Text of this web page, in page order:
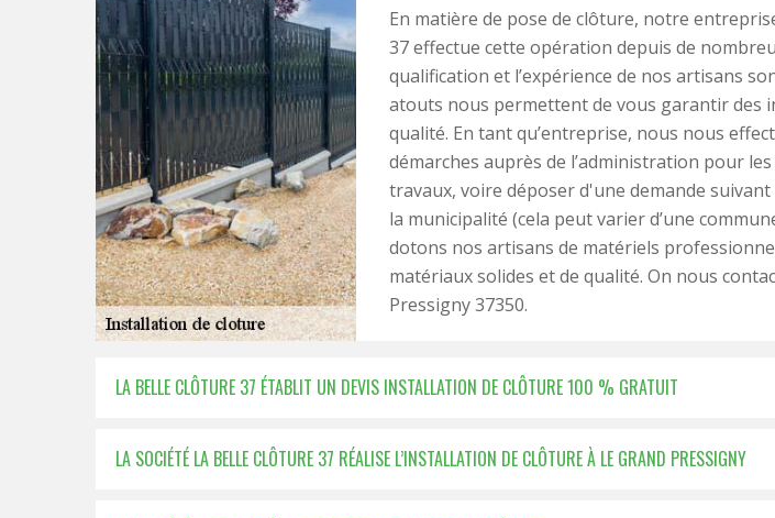
En matière de pose de clôture, notre
37 effectue cette opération depuis de
qualification et l’expérience de nos artisans
atouts nous permettent de vous garantir des
qualité. En tant qu’entreprise, nous nous
démarches auprès de l’administration pour
travaux, voire déposer d'une demande suivant
la municipalité (cela peut varier d’une
dotons nos artisans de matériels
matériaux solides et de qualité. On nous
Pressigny 37350.
LA BELLE CLÔTURE 37 ÉTABLIT UN DEVIS INSTALLATION DE CLÔTURE 100 % GRATUIT
LA SOCIÉTÉ LA BELLE CLÔTURE 37 RÉALISE L’INSTALLATION DE CLÔTURE À LE GRAND PRESSIGNY